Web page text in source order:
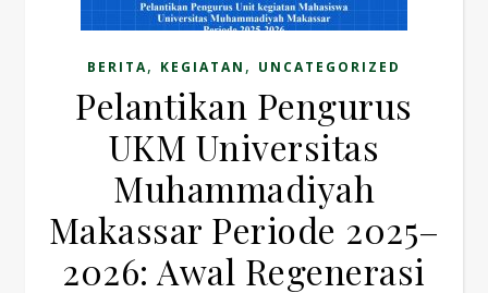
BERITA, KEGIATAN , UNCATEGORIZED
Pelantikan Pengurus
UKM Universitas
Muhammadiyah
Makassar Periode 2025–
2026: Awal Regenerasi